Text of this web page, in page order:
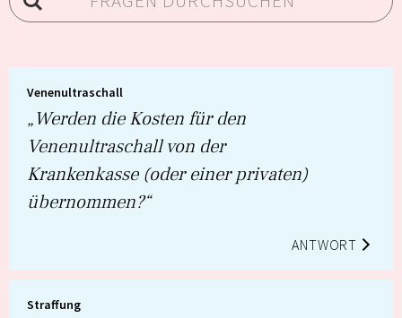
Venenultraschall
„Werden die Kosten für den
Venenultraschall von der
Krankenkasse (oder einer privaten)
übernommen?“
ANTWORT
Straffung